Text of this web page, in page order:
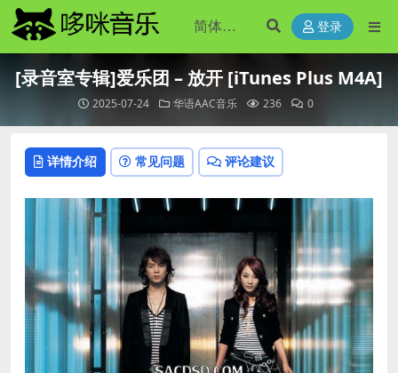
登录
[录音室专辑]爱乐团 – 放开 [iTunes Plus M4A]
2025-07-24 华语AAC音乐 236 0
详情介绍 常见问题 评论建议